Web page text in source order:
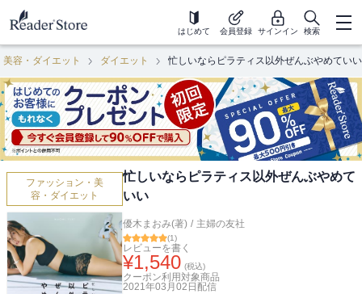
はじめて 会員登録 サインイン 検索
容・ダイエット ダイエット 忙しいならピラティス以外ぜんぶやめていい
ファッション・美
容・ダイエット
忙しいならピラティス以外ぜんぶやめて
いい
優木まおみ(著) / 主婦の友社
(1)
レビューを書く
¥1,540 (税込)
クーポン利用対象商品
2021年03月02日 配信